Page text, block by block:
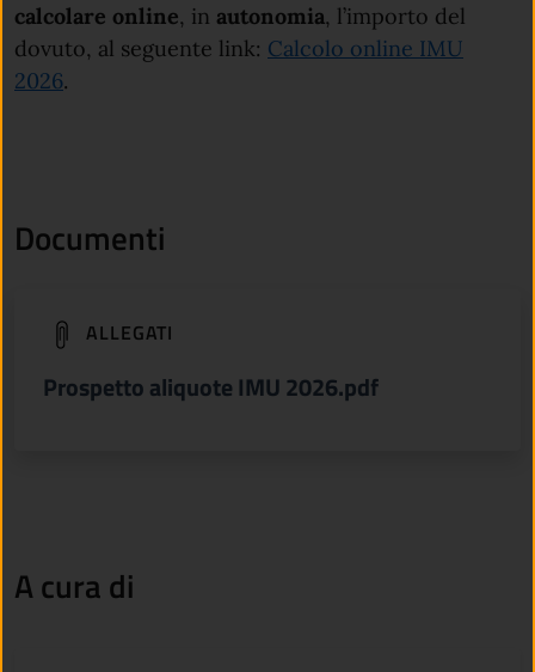
calcolare online, in autonomia, l’importo del
dovuto, al seguente link: Calcolo online IMU
2026.
Documenti
ALLEGATI
Prospetto aliquote IMU 2026.pdf
(apre in un'altra scheda).
A cura di